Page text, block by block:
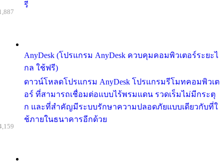
รี
AnyDesk (โปรแกรม AnyDesk ควบคุมคอมพิวเตอร์ระยะไ
กล ใช้ฟรี)
ดาวน์โหลดโปรแกรม AnyDesk โปรแกรมรีโมทคอมพิวเต
อร์ ที่สามารถเชื่อมต่อแบบไร้พรมแดน รวดเร็มไม่มีกระตุ
ก และที่สำคัญมีระบบรักษาความปลอดภัยแบบเดียวกับที่ใ
ช้ภายในธนาคารอีกด้วย